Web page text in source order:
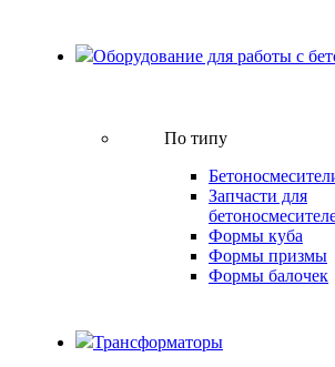
Оборудование для работы с
По типу
Запчасти для
Формы куба
Формы призмы
Формы балочек
Трансформаторы